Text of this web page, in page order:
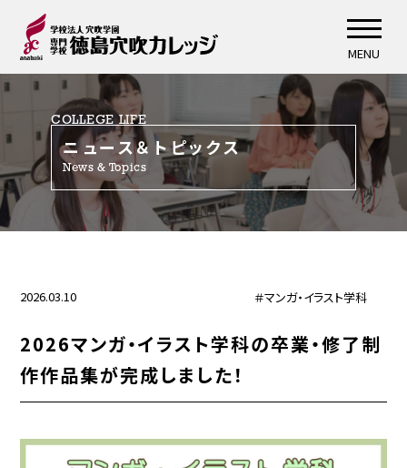
MENU
COLLEGE LIFE
ニュース＆トピックス
News & Topics
2026.03.10 ＃マンガ・イラスト学科
2026マンガ・イラスト学科の卒業・修了制
作作品集が完成しました！